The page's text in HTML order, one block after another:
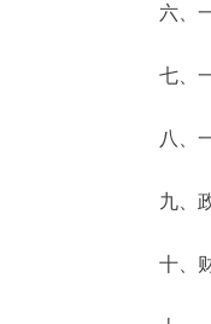
六、一
七、一
八、一
九、政
十、财